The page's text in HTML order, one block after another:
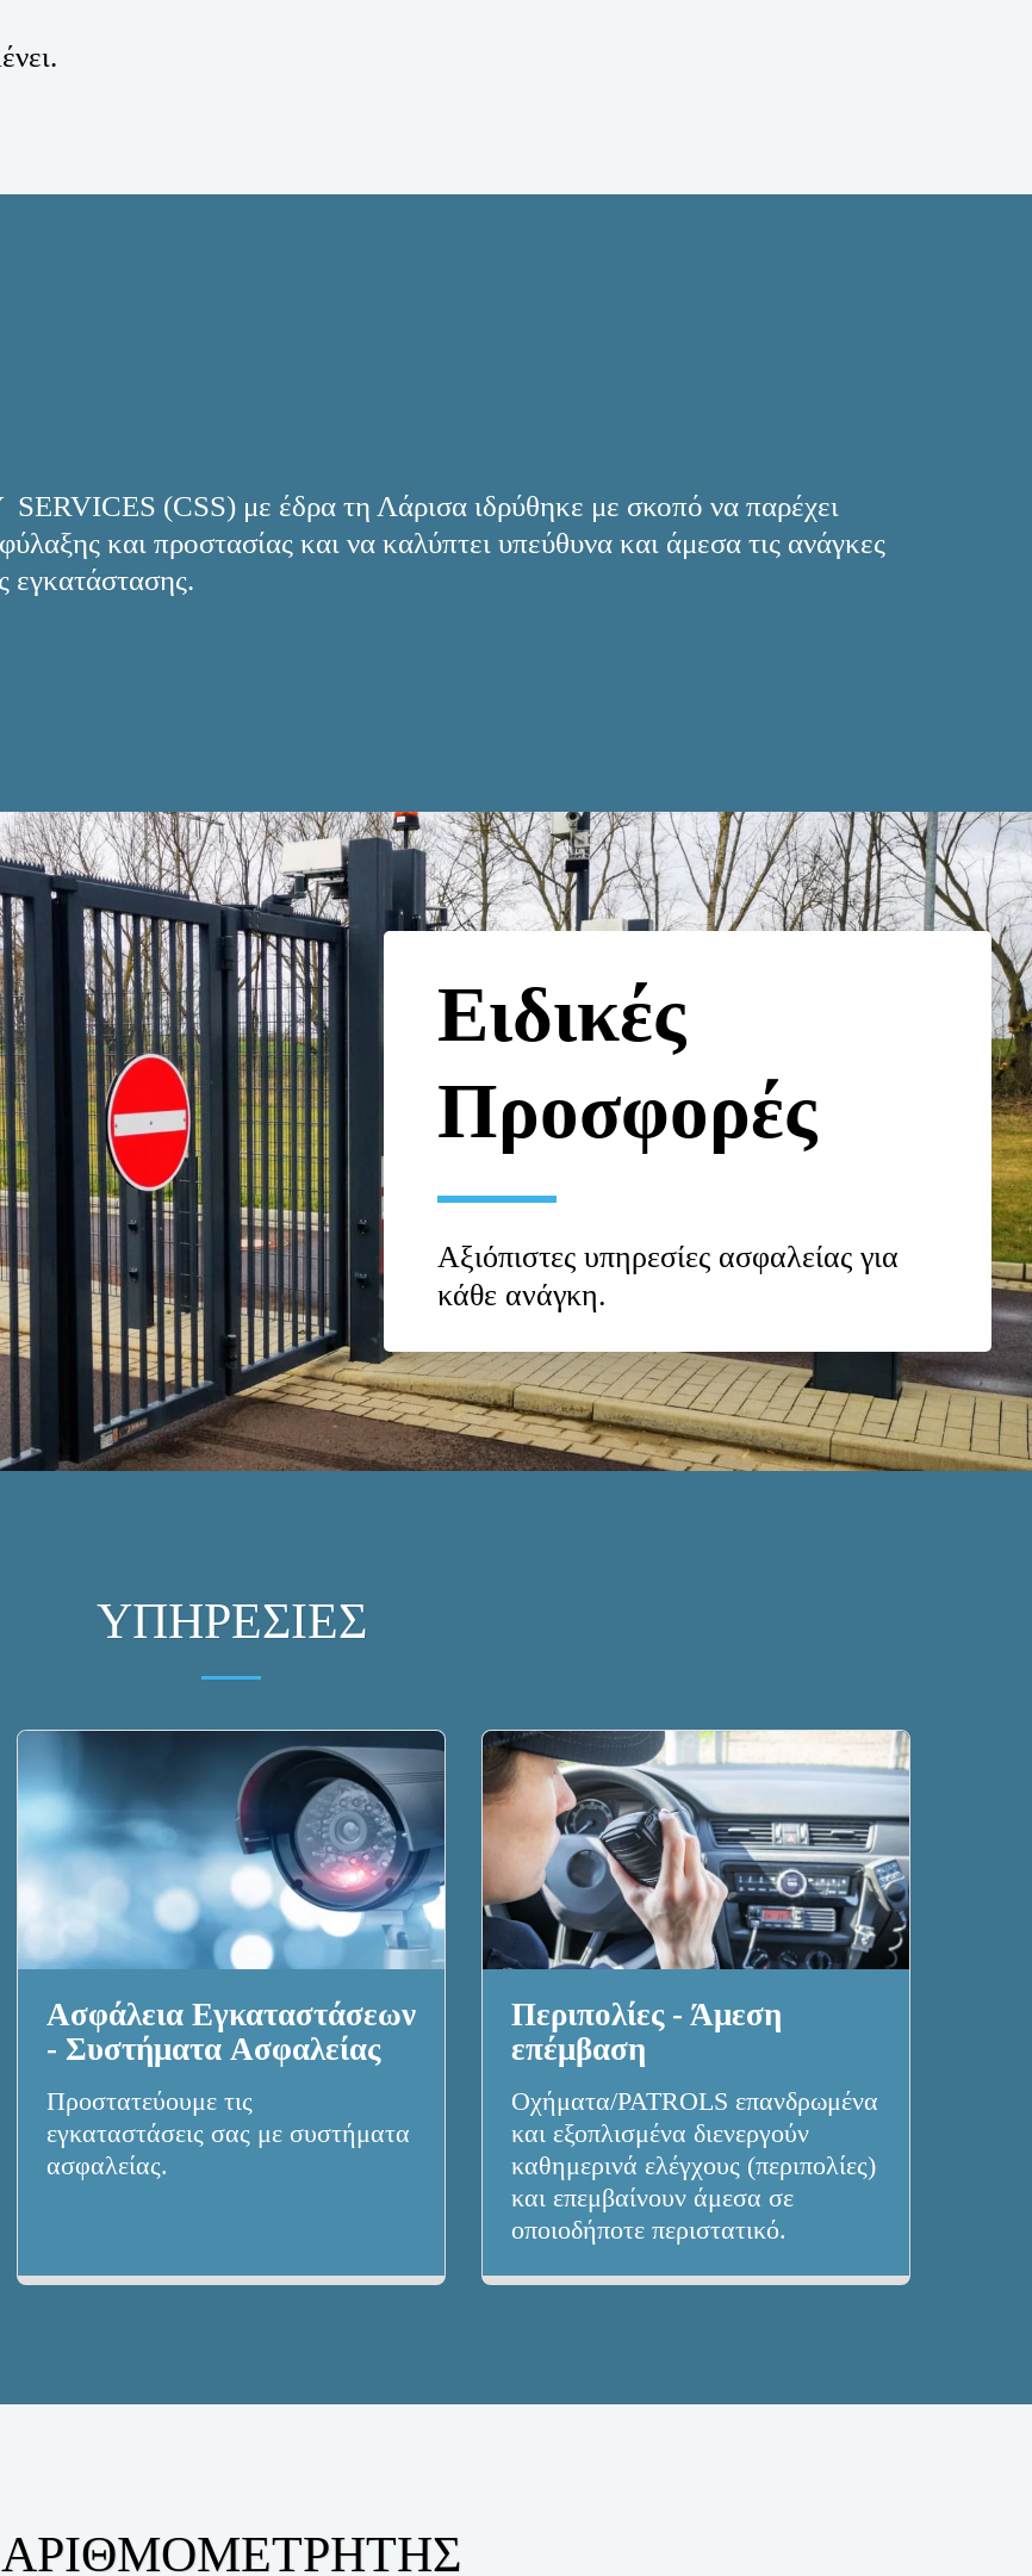
(CSS) με έδρα τη Λάρισα ιδρύθηκε με σκοπό να παρέχει
και προστασίας και να καλύπτει υπεύθυνα και άμεσα τις ανάγκες
εγκατάστασης.
Ειδικές
Προσφορές
Αξιόπιστες υπηρεσίες ασφαλείας για
κάθε ανάγκη.
ΥΠΗΡΕΣΊΕΣ
Ασφάλεια Εγκαταστάσεων
- Συστήματα Aσφαλείας
Προστατεύουμε τις
εγκαταστάσεις σας με συστήματα
ασφαλείας.
Περιπολίες - Άμεση
επέμβαση
Οχήματα/PATROLS επανδρωμένα
και εξοπλισμένα διενεργούν
καθημερινά ελέγχους (περιπολίες)
και επεμβαίνουν άμεσα σε
οποιοδήποτε περιστατικό.
ΑΡΙΘΜΟΜΕΤΡΗΤΉΣ